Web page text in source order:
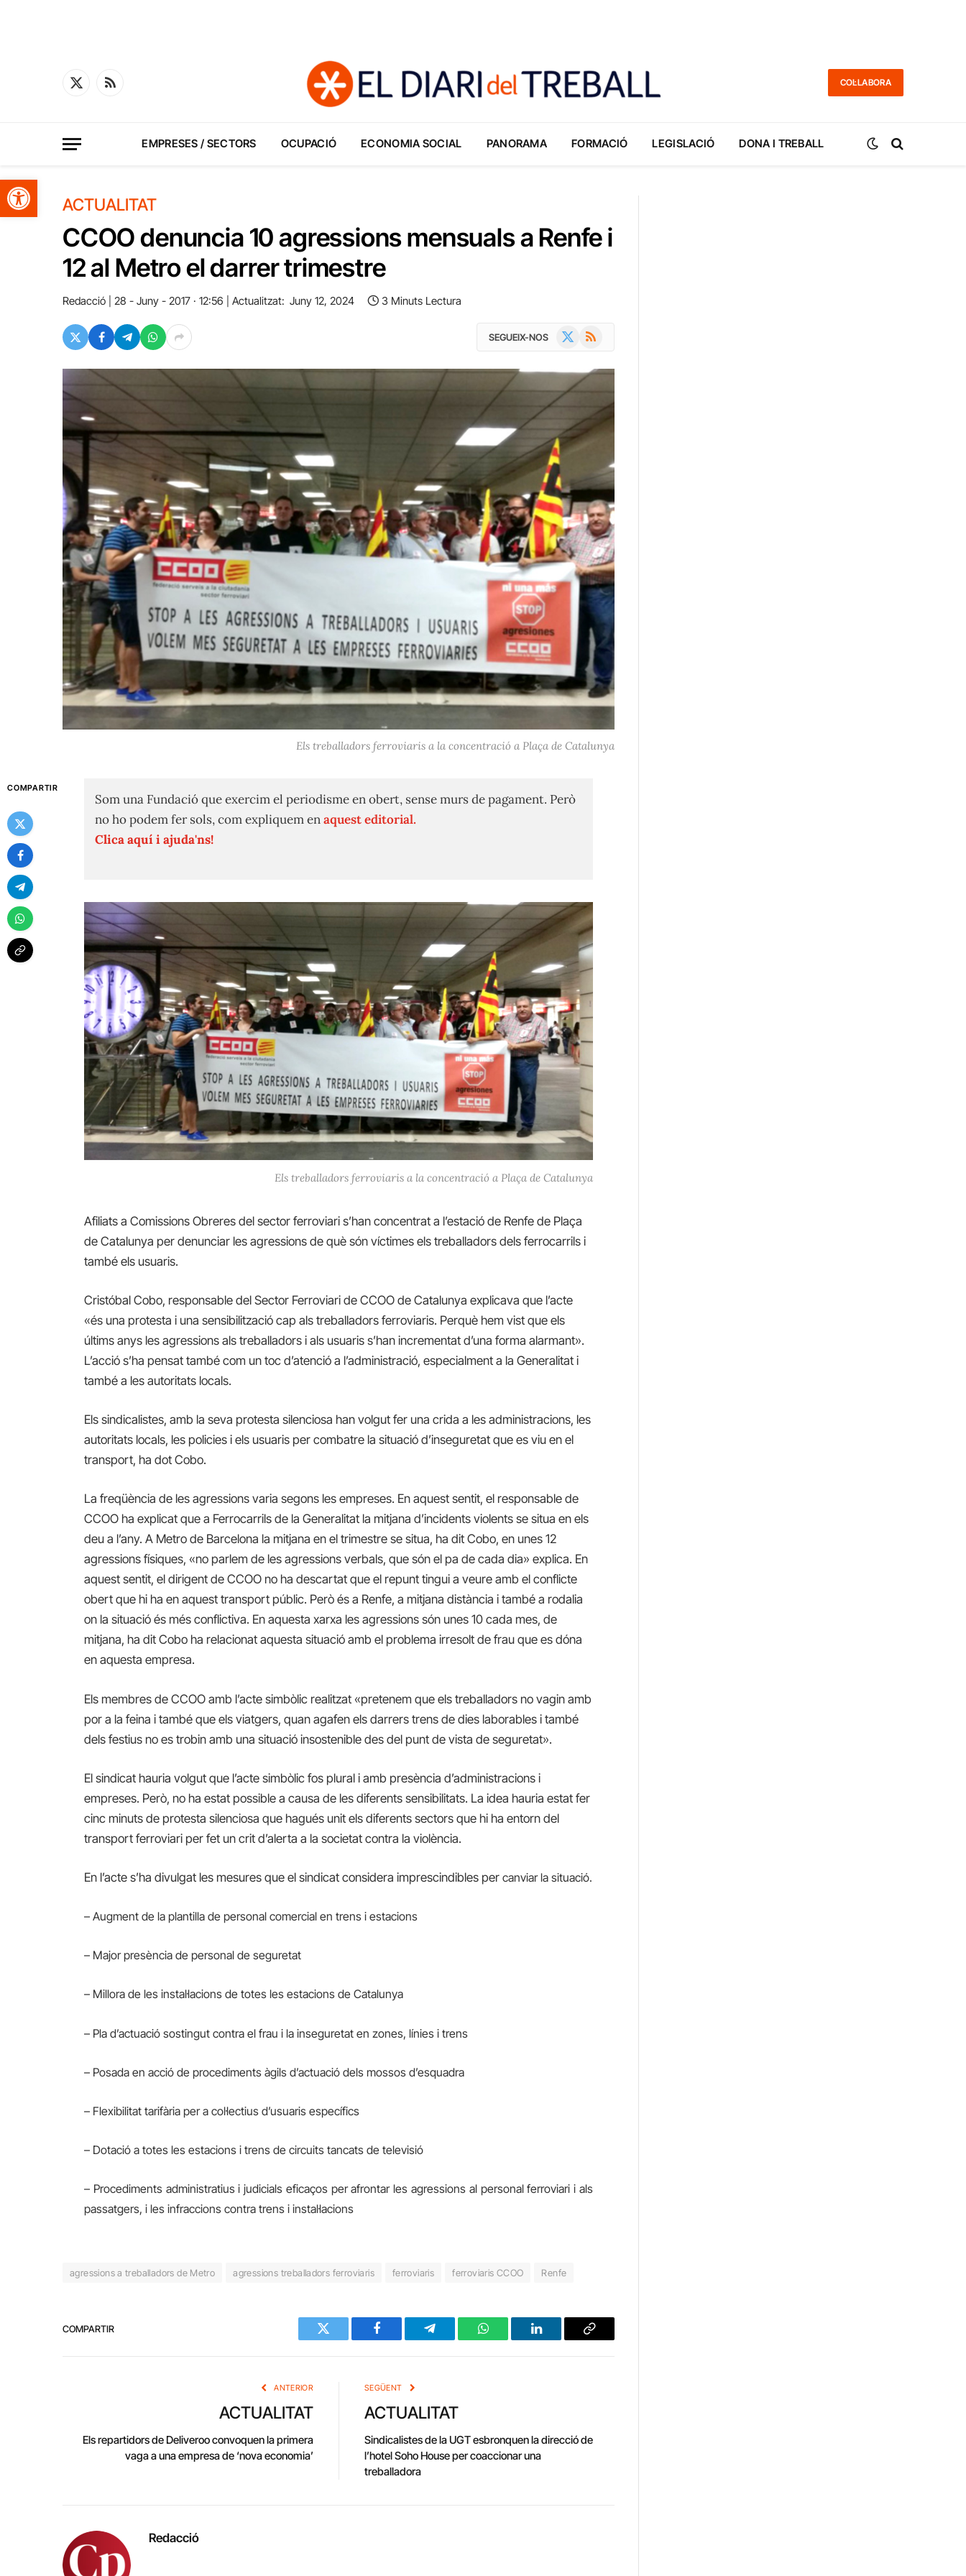
Obre la barra d'eines
X
RSS
COL·LABORA
EMPRESES / SECTORS OCUPACIÓ ECONOMIA SOCIAL PANORAMA FORMACIÓ LEGISLACIÓ DONA I TREBALL
ACTUALITAT
CCOO denuncia 10 agressions mensuals a Renfe i
12 al Metro el darrer trimestre
Redacció 28 - Juny - 2017 · 12:56 Actualitzat: Juny 12, 2024 3 Minuts Lectura
SEGUEIX-NOS RSS
Els treballadors ferroviaris a la concentració a Plaça de Catalunya
COMPARTIR
Som una Fundació que exercim el periodisme en obert, sense murs de pagament. Però
no ho podem fer sols, com expliquem enaquest editorial.
Clica aquí i ajuda'ns!
Els treballadors ferroviaris a la concentració a Plaça de Catalunya
Afiliats a Comissions Obreres del sector ferroviari s’han concentrat a l’estació de Renfe de Plaça
de Catalunya per denunciar les agressions de què són víctimes els treballadors dels ferrocarrils i
també els usuaris.
Cristóbal Cobo, responsable del Sector Ferroviari de CCOO de Catalunya explicava que l’acte
«és una protesta i una sensibilització cap als treballadors ferroviaris. Perquè hem vist que els
últims anys les agressions als treballadors i als usuaris s’han incrementat d’una forma alarmant».
L’acció s’ha pensat també com un toc d’atenció a l’administració, especialment a la Generalitat i
també a les autoritats locals.
Els sindicalistes, amb la seva protesta silenciosa han volgut fer una crida a les administracions, les
autoritats locals, les policies i els usuaris per combatre la situació d’inseguretat que es viu en el
transport, ha dot Cobo.
La freqüència de les agressions varia segons les empreses. En aquest sentit, el responsable de
CCOO ha explicat que a Ferrocarrils de la Generalitat la mitjana d’incidents violents se situa en els
deu a l’any. A Metro de Barcelona la mitjana en el trimestre se situa, ha dit Cobo, en unes 12
agressions físiques, «no parlem de les agressions verbals, que són el pa de cada dia» explica. En
aquest sentit, el dirigent de CCOO no ha descartat que el repunt tingui a veure amb el conflicte
obert que hi ha en aquest transport públic. Però és a Renfe, a mitjana distància i també a rodalia
on la situació és més conflictiva. En aquesta xarxa les agressions són unes 10 cada mes, de
mitjana, ha dit Cobo ha relacionat aquesta situació amb el problema irresolt de frau que es dóna
en aquesta empresa.
Els membres de CCOO amb l’acte simbòlic realitzat «pretenem que els treballadors no vagin amb
por a la feina i també que els viatgers, quan agafen els darrers trens de dies laborables i també
dels festius no es trobin amb una situació insostenible des del punt de vista de seguretat».
El sindicat hauria volgut que l’acte simbòlic fos plural i amb presència d’administracions i
empreses. Però, no ha estat possible a causa de les diferents sensibilitats. La idea hauria estat fer
cinc minuts de protesta silenciosa que hagués unit els diferents sectors que hi ha entorn del
transport ferroviari per fet un crit d’alerta a la societat contra la violència.
En l’acte s’ha divulgat les mesures que el sindicat considera imprescindibles per canviar la situació.
– Augment de la plantilla de personal comercial en trens i estacions
– Major presència de personal de seguretat
– Millora de les instal·lacions de totes les estacions de Catalunya
– Pla d’actuació sostingut contra el frau i la inseguretat en zones, línies i trens
– Posada en acció de procediments àgils d’actuació dels mossos d’esquadra
– Flexibilitat tarifària per a col·lectius d’usuaris específics
– Dotació a totes les estacions i trens de circuits tancats de televisió
– Procediments administratius i judicials eficaços per afrontar les agressions al personal ferroviari i als
passatgers, i les infraccions contra trens i instal·lacions
agressions a treballadors de Metro agressions treballadors ferroviaris ferroviaris ferroviaris CCOO Renfe
COMPARTIR
Twitter Facebook Telegram WhatsAppLinkedIn Copy
ANTERIOR
ACTUALITAT
Els repartidors de Deliveroo convoquen la primera
vaga a una empresa de ‘nova economia’
SEGÜENT
ACTUALITAT
Sindicalistes de la UGT esbronquen la direcció de
l’hotel Soho House per coaccionar una
treballadora
Redacció